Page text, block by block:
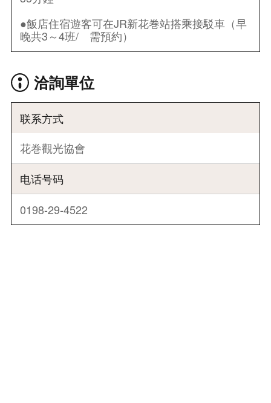
●飯店住宿遊客可在JR新花巻站搭乘接駁車（早
晚共3～4班/ 需預約）
洽詢單位
联系方式
花巻觀光協會
电话号码
0198-29-4522